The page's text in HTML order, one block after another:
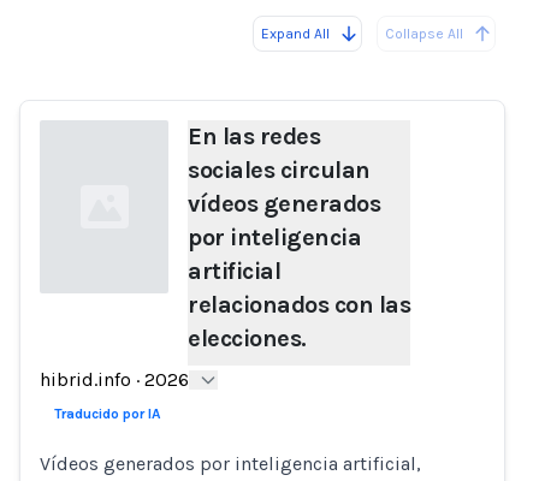
Expand All Collapse All
En las redes
sociales circulan
vídeos generados
por inteligencia
artificial
relacionados con las
elecciones.
hibrid.info · 2026
Traducido por IA
Vídeos generados por inteligencia artificial,